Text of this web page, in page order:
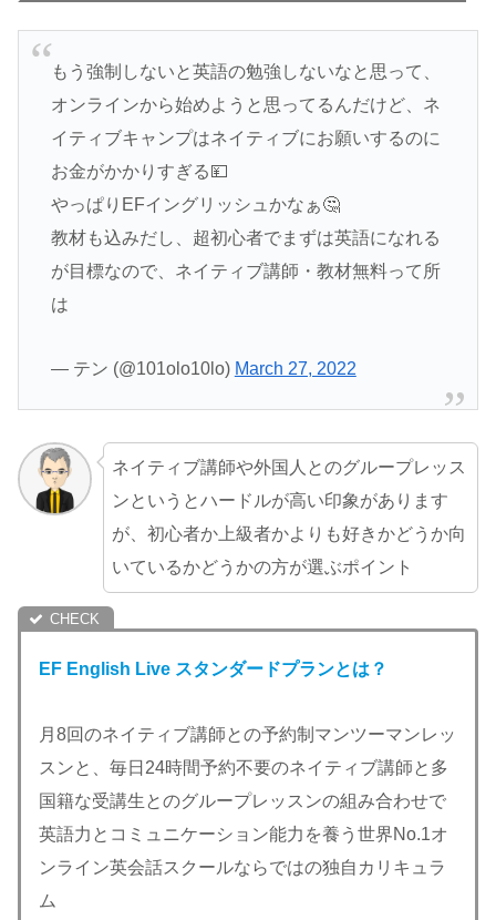
もう強制しないと英語の勉強しないなと思って、
オンラインから始めようと思ってるんだけど、ネ
イティブキャンプはネイティブにお願いするのに
お金がかかりすぎる💴
やっぱりEFイングリッシュかなぁ🤔
教材も込みだし、超初心者でまずは英語になれる
が目標なので、ネイティブ講師・教材無料って所
は
— テン (@101olo10lo) March 27, 2022
ネイティブ講師や外国人とのグループレッス
ンというとハードルが高い印象があります
が、初心者か上級者かよりも好きかどうか向
いているかどうかの方が選ぶポイント
EF English Live スタンダードプランとは？
月8回のネイティブ講師との予約制マンツーマンレッ
スンと、毎日24時間予約不要のネイティブ講師と多
国籍な受講生とのグループレッスンの組み合わせで
英語力とコミュニケーション能力を養う世界No.1オ
ンライン英会話スクールならではの独自カリキュラ
ム